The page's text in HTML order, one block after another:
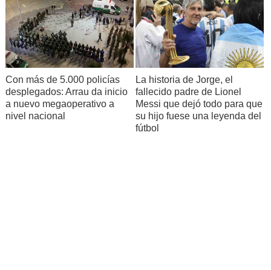
Con más de 5.000 policías
desplegados: Arrau da inicio
a nuevo megaoperativo a
nivel nacional
La historia de Jorge, el
fallecido padre de Lionel
Messi que dejó todo para que
su hijo fuese una leyenda del
fútbol